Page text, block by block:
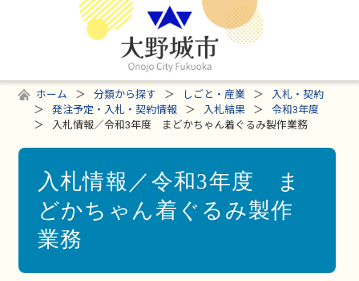
ホーム 分類から探す しごと・産業
入札・契約
発注予定・入札・契約情報
入札結果
令和3年度
入札情報／令和3年度 まどかちゃん着ぐるみ製作業務
入札情報／令和3年度 ま
どかちゃん着ぐるみ製作
業務